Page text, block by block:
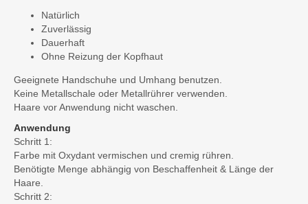
Natürlich
Zuverlässig
Dauerhaft
Ohne Reizung der Kopfhaut
Geeignete Handschuhe und Umhang benutzen.
Keine Metallschale oder Metallrührer verwenden.
Haare vor Anwendung nicht waschen.
Anwendung
Schritt 1:
Farbe mit Oxydant vermischen und cremig rühren.
Benötigte Menge abhängig von Beschaffenheit & Länge der
Haare.
Schritt 2: